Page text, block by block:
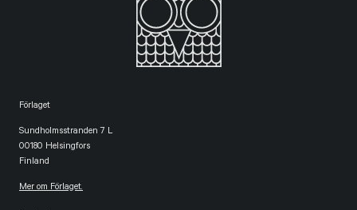
Förlaget
Sundholmsstranden 7 L
00180 Helsingfors
Finland
Mer om Förlaget.